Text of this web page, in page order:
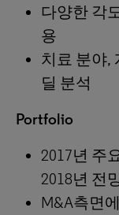
다양한 각
용
치료 분야,
딜 분석
Portfolio
2017년 주
2018년 전
M&A측면